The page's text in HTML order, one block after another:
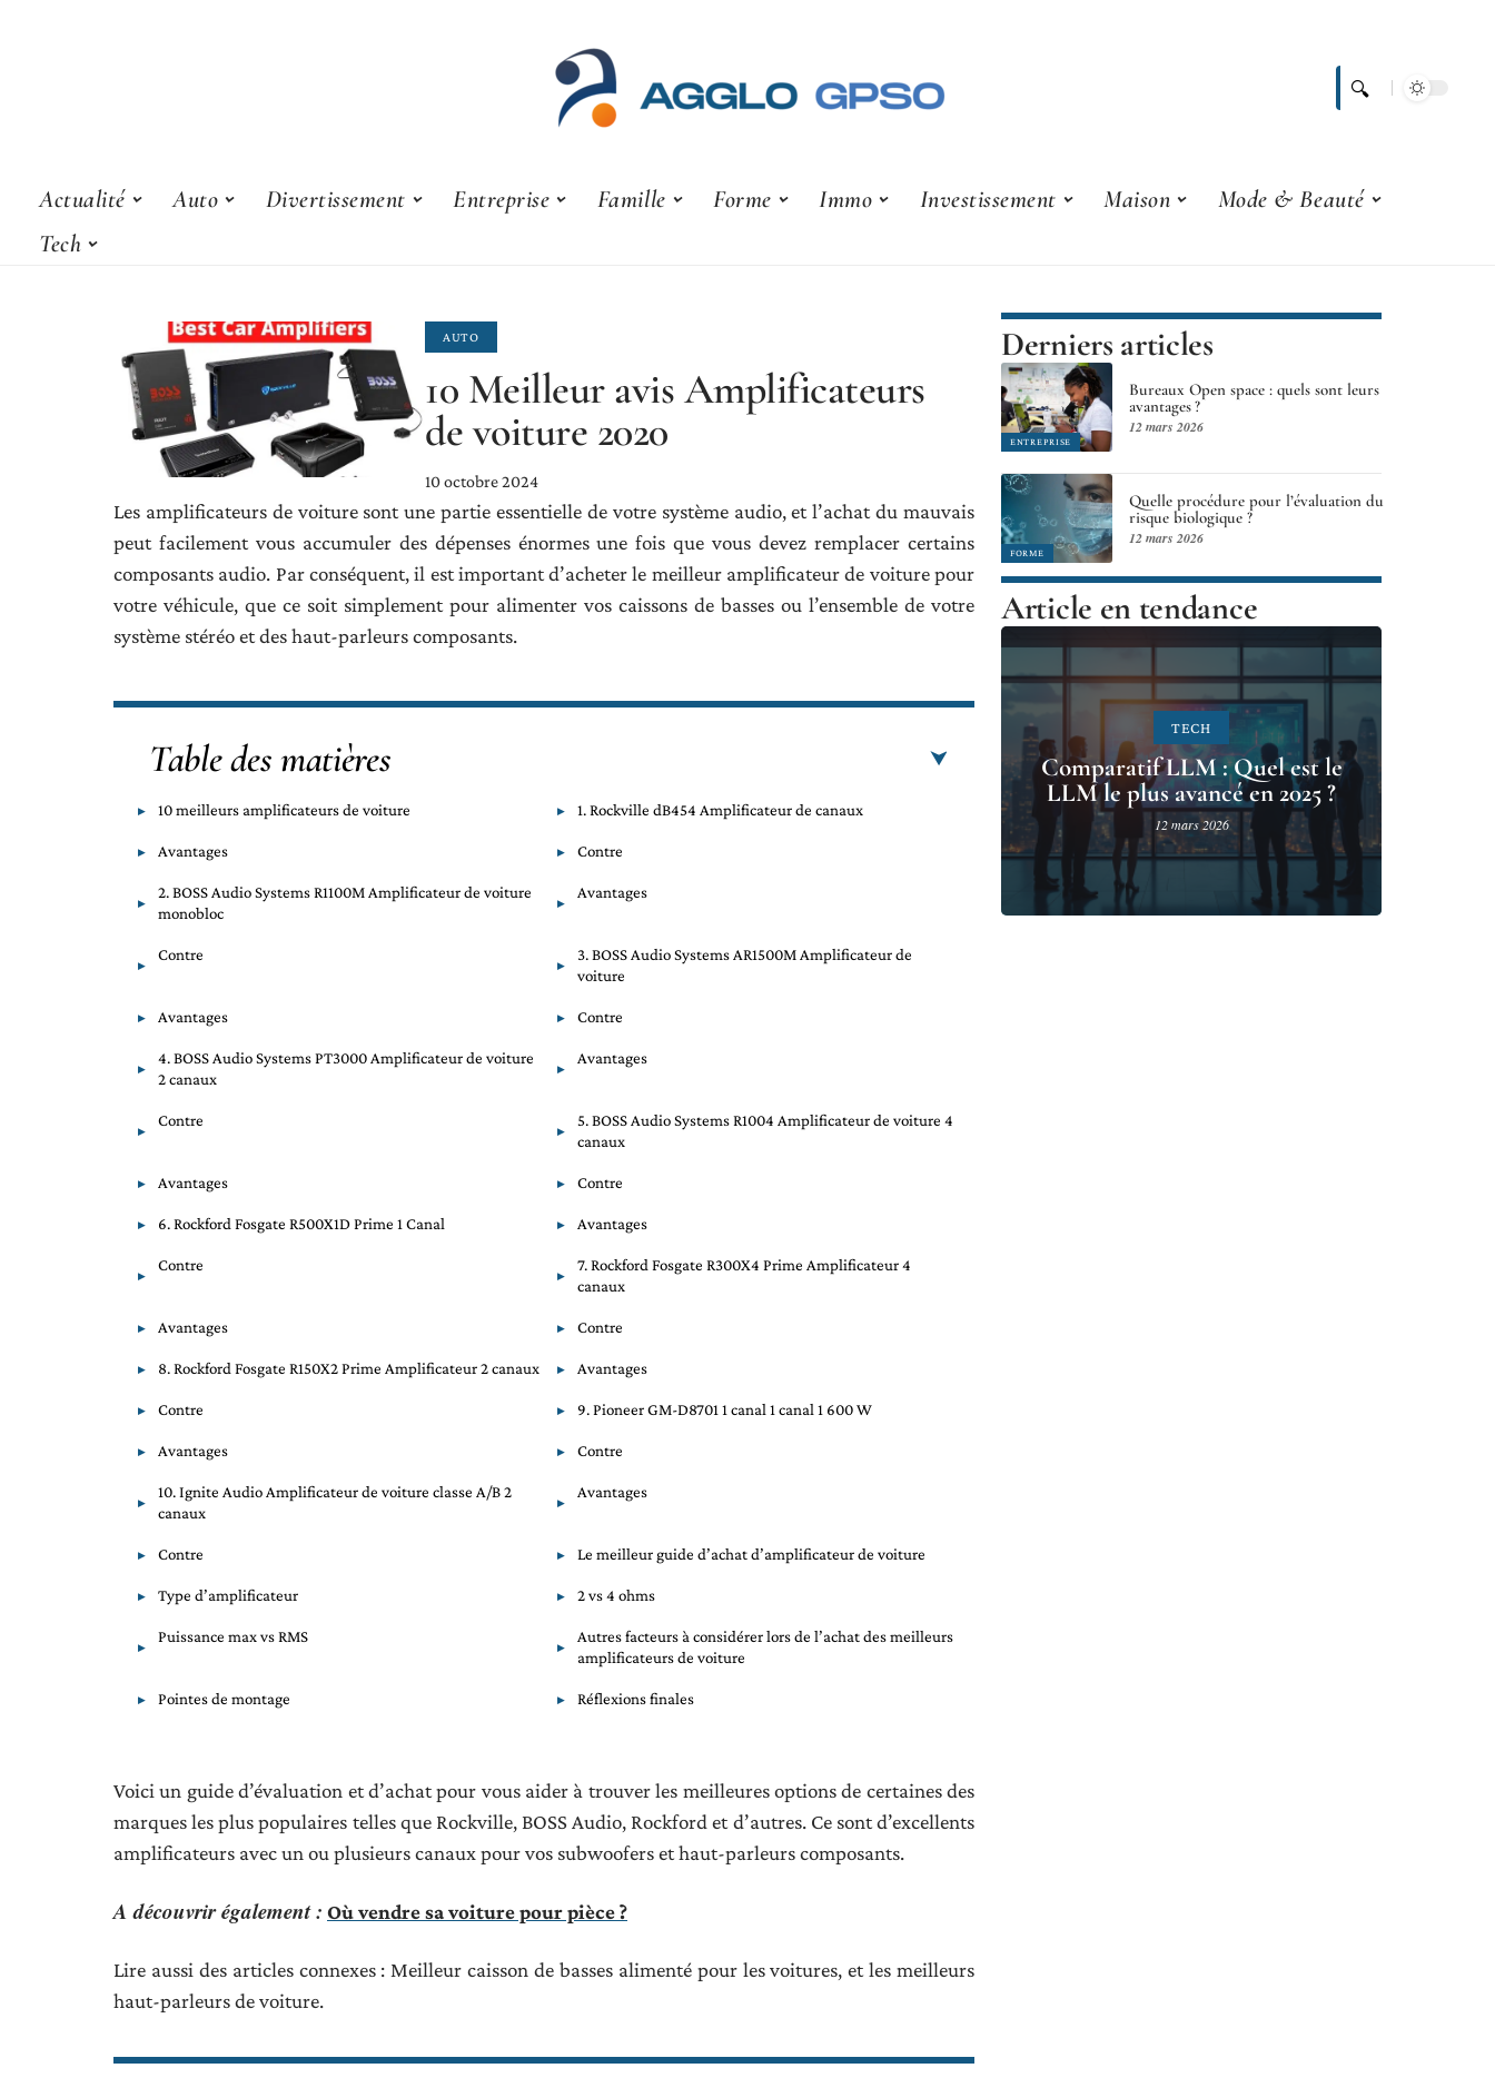
Actualité Auto Divertissement Entreprise Famille Forme Immo Investissement Maison
Mode & Beauté
Tech
AUTO
10 Meilleur avis Amplificateurs
de voiture 2020
10 octobre 2024
Les amplificateurs de voiture sont une partie essentielle de votre système audio, et l’achat du mauvais
peut facilement vous accumuler des dépenses énormes une fois que vous devez remplacer certains
composants audio. Par conséquent, il est important d’acheter le meilleur amplificateur de voiture pour
votre véhicule, que ce soit simplement pour alimenter vos caissons de basses ou l’ensemble de votre
système stéréo et des haut-parleurs composants.
Table des matières
10 meilleurs amplificateurs de voiture 1. Rockville dB454 Amplificateur de canaux
Avantages Contre
2. BOSS Audio Systems R1100M Amplificateur de voiture
monobloc
Avantages
Contre
3. BOSS Audio Systems AR1500M Amplificateur de
voiture
Avantages Contre
4. BOSS Audio Systems PT3000 Amplificateur de voiture
2 canaux
Avantages
Contre
5. BOSS Audio Systems R1004 Amplificateur de voiture 4
canaux
Avantages Contre
6. Rockford Fosgate R500X1D Prime 1 Canal Avantages
Contre
7. Rockford Fosgate R300X4 Prime Amplificateur 4
canaux
Avantages Contre
8. Rockford Fosgate R150X2 Prime Amplificateur 2 canaux Avantages
Contre 9. Pioneer GM-D8701 1 canal 1 canal 1 600 W
Avantages Contre
10. Ignite Audio Amplificateur de voiture classe A/B 2
canaux
Avantages
Contre Le meilleur guide d’achat d’amplificateur de voiture
Type d’amplificateur 2 vs 4 ohms
Puissance max vs RMS
Autres facteurs à considérer lors de l’achat des meilleurs
amplificateurs de voiture
Pointes de montage Réflexions finales
Voici un guide d’évaluation et d’achat pour vous aider à trouver les meilleures options de certaines des
marques les plus populaires telles que Rockville, BOSS Audio, Rockford et d’autres. Ce sont d’excellents
amplificateurs avec un ou plusieurs canaux pour vos subwoofers et haut-parleurs composants.
A découvrir également : Où vendre sa voiture pour pièce ?
Lire aussi des articles connexes : Meilleur caisson de basses alimenté pour les voitures, et les meilleurs
haut-parleurs de voiture.
Derniers articles
ENTREPRISE
Bureaux Open space : quels sont leurs
avantages ?
12 mars 2026
FORME
Quelle procédure pour l’évaluation du
risque biologique ?
12 mars 2026
Article en tendance
TECH
Comparatif LLM : Quel est le
LLM le plus avancé en 2025 ?
12 mars 2026